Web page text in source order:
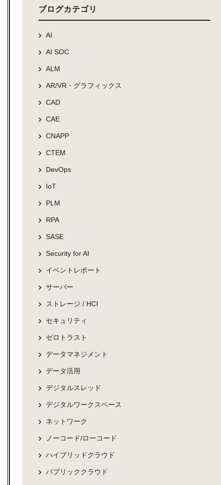
ブログカテゴリ
AI
AI SOC
ALM
AR/VR・グラフィックス
CAD
CAE
CNAPP
CTEM
DevOps
IoT
PLM
RPA
SASE
Security for AI
イベントレポート
サーバー
ストレージ / HCI
セキュリティ
ゼロトラスト
データマネジメント
データ活用
デジタルスレッド
デジタルワークスペース
ネットワーク
ノーコード/ローコード
ハイブリッドクラウド
パブリッククラウド